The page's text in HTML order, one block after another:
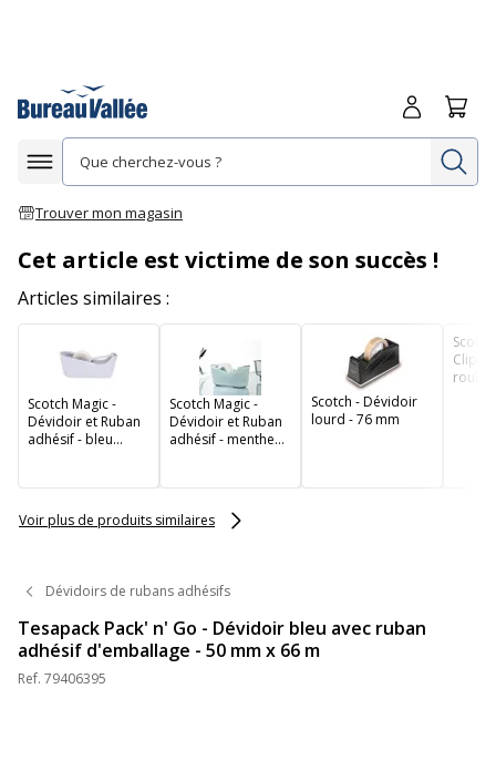
Afficher la navigation
Trouver mon magasin
Me
Cet article est victime de son succès !
Articles similaires :
Scotch Magic -
Dévidoir et Ruban
adhésif - bleu
Scotch Magic -
Dévidoir et Ruban
adhésif - menthe
Scotch - Dévidoir
lourd - 76 mm
Clip &
Voir plus de produits similaires
Dévidoirs de rubans adhésifs
Tesapack Pack' n' Go - Dévidoir bleu avec ruban
adhésif d'emballage - 50 mm x 66 m
Ref. 79406395